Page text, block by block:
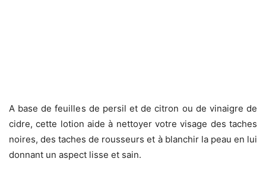
A base de feuilles de persil et de citron ou de vinaigre de
cidre, cette lotion aide à nettoyer votre visage des taches
noires, des taches de rousseurs et à blanchir la peau en lui
donnant un aspect lisse et sain.